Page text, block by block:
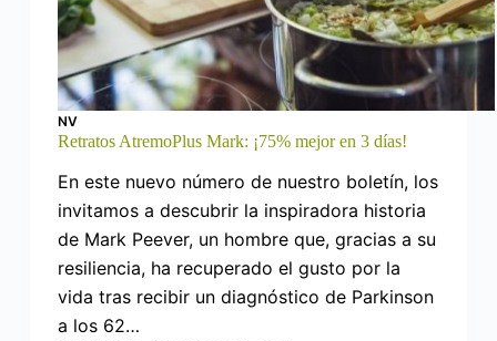
NV
Retratos AtremoPlus Mark: ¡75% mejor en 3 días!
En este nuevo número de nuestro boletín, los
invitamos a descubrir la inspiradora historia
de Mark Peever, un hombre que, gracias a su
resiliencia, ha recuperado el gusto por la
vida tras recibir un diagnóstico de Parkinson
a los 62…